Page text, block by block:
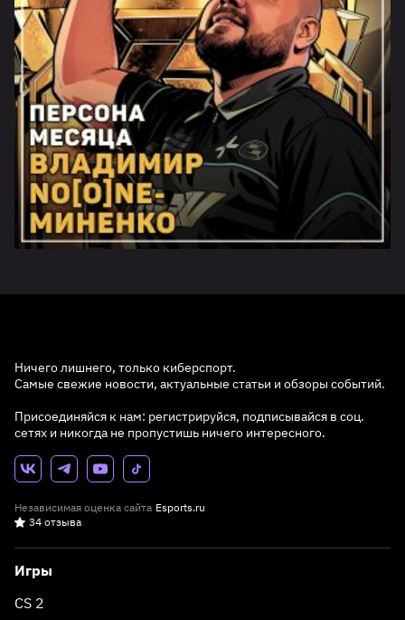
Ничего лишнего, только киберспорт.
Самые свежие новости, актуальные статьи и обзоры событий.
Присоединяйся к нам: регистрируйся, подписывайся в соц.
сетях и никогда не пропустишь ничего интересного.
Независимая оценка сайта Esports.ru
34 отзыва
Игры
CS 2